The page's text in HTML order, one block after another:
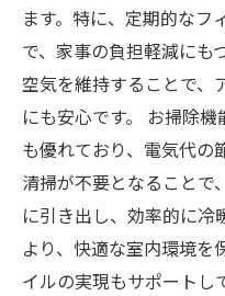
ます。特に、定期的なフ
で、家事の負担軽減にも
空気を維持することで、
にも安心です。 お掃除
も優れており、電気代の
清掃が不要となることで
に引き出し、効率的に冷
より、快適な室内環境を
イルの実現もサポートし